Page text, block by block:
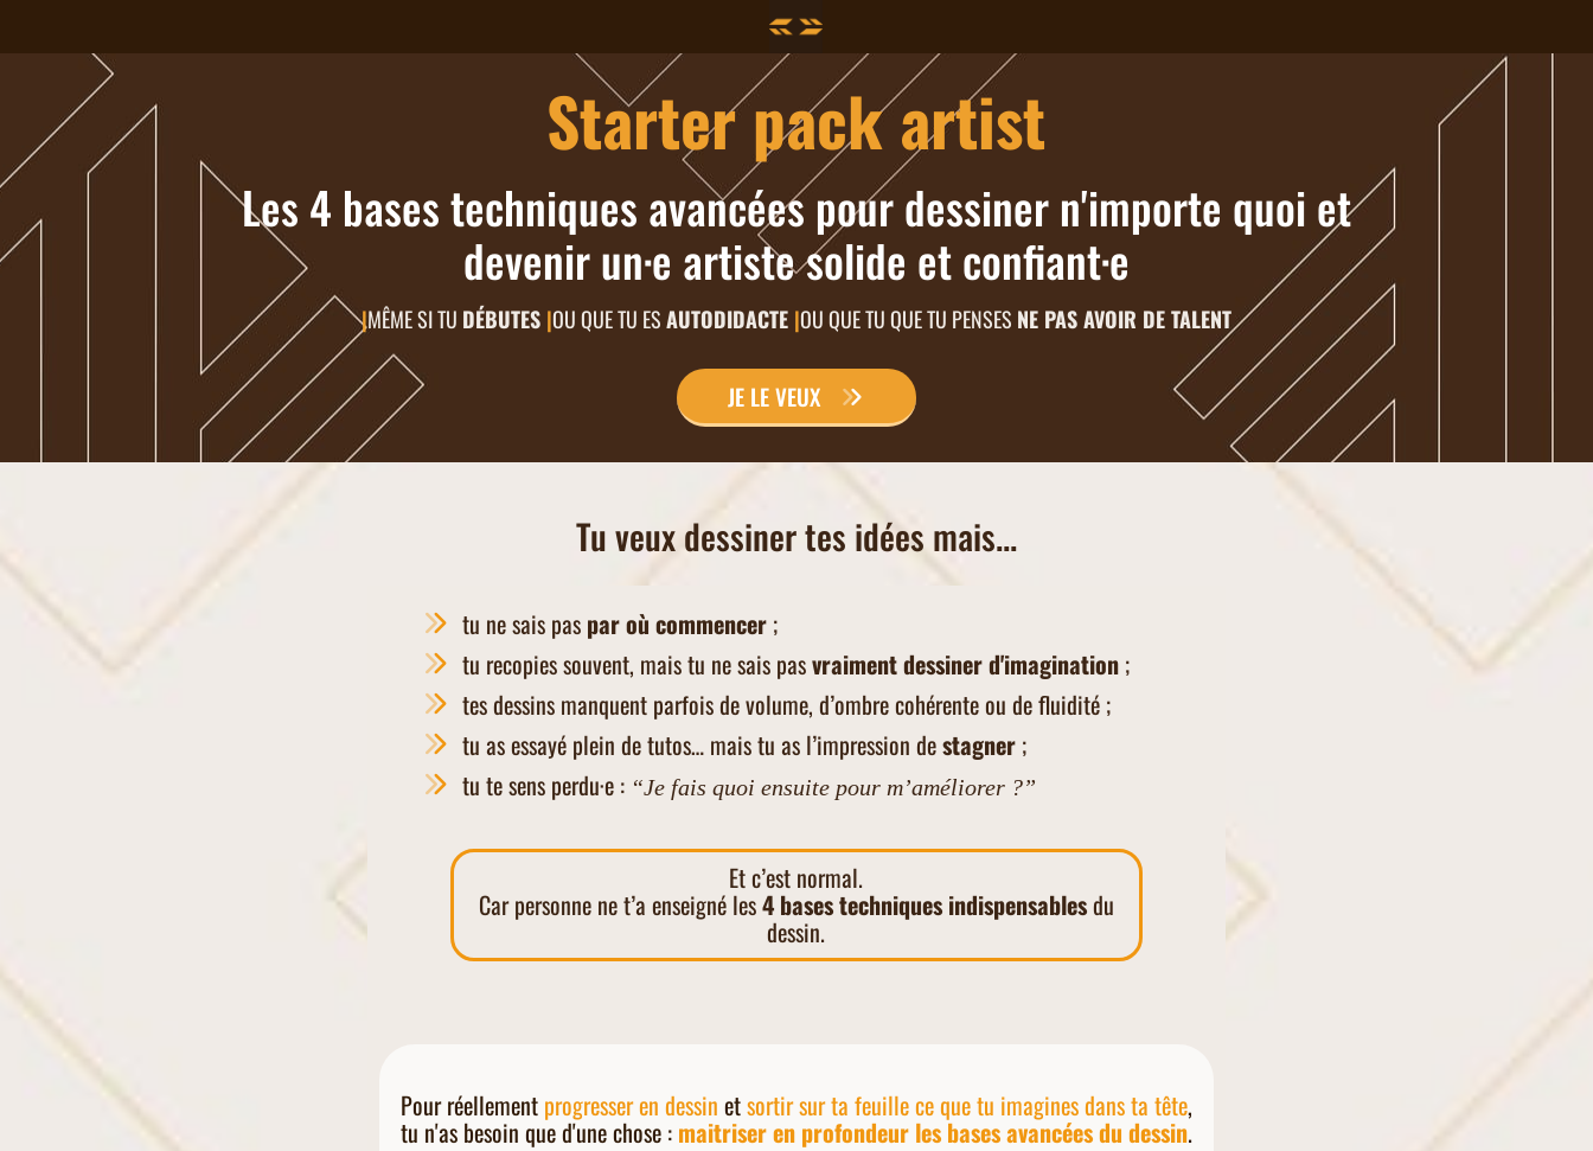
Starter pack artist
Les 4 bases techniques avancées pour dessiner n'importe quoi et
devenir un·e artiste solide et confiant·e
|MÊME SI TU DÉBUTES |OU QUE TU ESAUTODIDACTE |OU QUE TU QUE TU PENSES NE PAS AVOIR DE TALENT
JE LE VEUX
Tu veux dessiner tes idées mais...
tu ne sais pas par où commencer ;
tu recopies souvent, mais tu ne sais pasvraiment dessiner d'imagination ;
tes dessins manquent parfois de volume, d’ombre cohérente ou de fluidité ;
tu as essayé plein de tutos… mais tu as l’impression destagner ;
tu te sens perdu·e : “Je fais quoi ensuite pour m’améliorer ?”
Et c’est normal.
Car personne ne t’a enseigné les4 bases techniques indispensablesdu
dessin.
Pour réellement progresser en dessin etsortir sur ta feuille ce que tu imagines dans ta tête,
tu n'as besoin que d'une chose : maitriser en profondeur les bases avancées du dessin.